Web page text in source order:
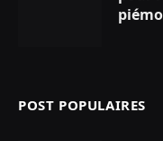
POST POPULAIRES